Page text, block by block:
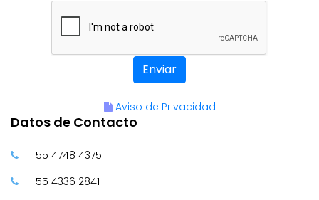
Enviar
Aviso de Privacidad
Datos de Contacto
55 4748 4375
55 4336 2841